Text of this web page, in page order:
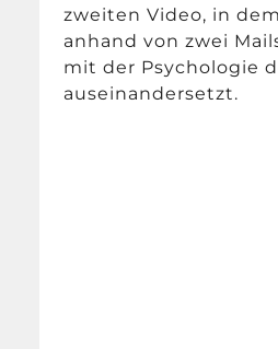
zweiten Video, in
anhand von zwei
mit der Psychologie
auseinandersetzt.